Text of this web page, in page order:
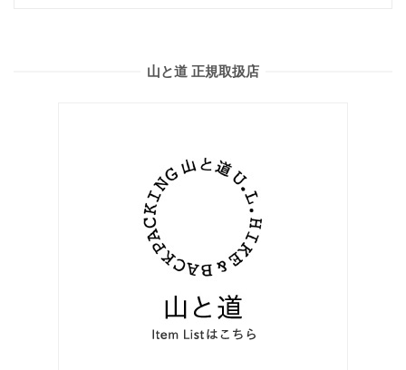
山と道 正規取扱店